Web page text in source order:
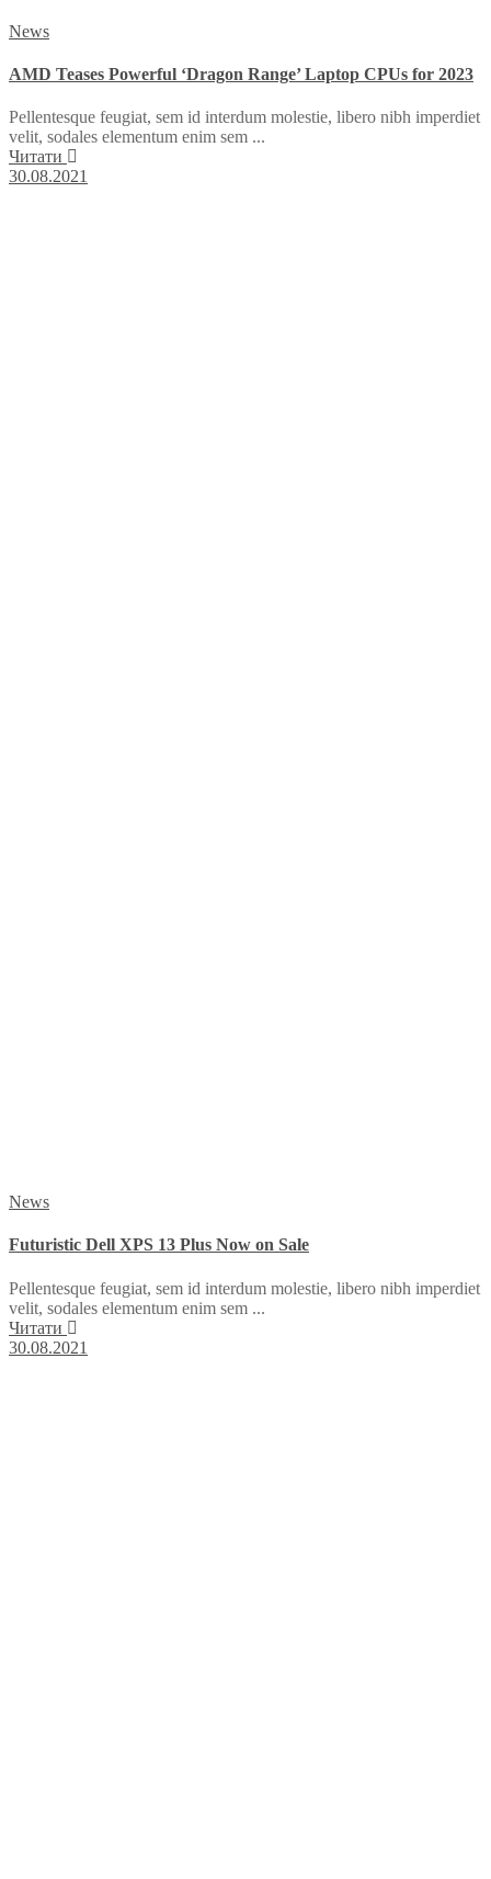
News
AMD Teases Powerful ‘Dragon Range’ Laptop CPUs for 2023
Pellentesque feugiat, sem id interdum molestie, libero nibh imperdiet
velit, sodales elementum enim sem ...
Читати
30.08.2021
News
Futuristic Dell XPS 13 Plus Now on Sale
Pellentesque feugiat, sem id interdum molestie, libero nibh imperdiet
velit, sodales elementum enim sem ...
Читати
30.08.2021